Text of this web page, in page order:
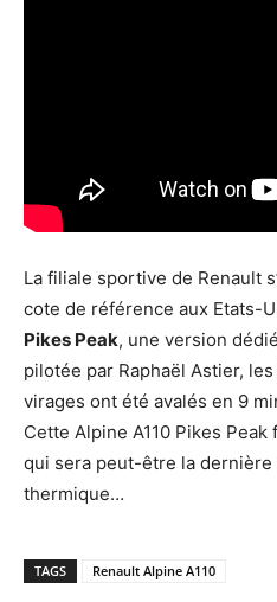
La filiale sportive de Renault
cote de référence aux Etats-
Pikes Peak, une version
pilotée par Raphaël Astier,
virages ont été avalés en 9
Cette Alpine A110 Pikes
qui sera peut-être la
thermique…
TAGS Renault Alpine A110